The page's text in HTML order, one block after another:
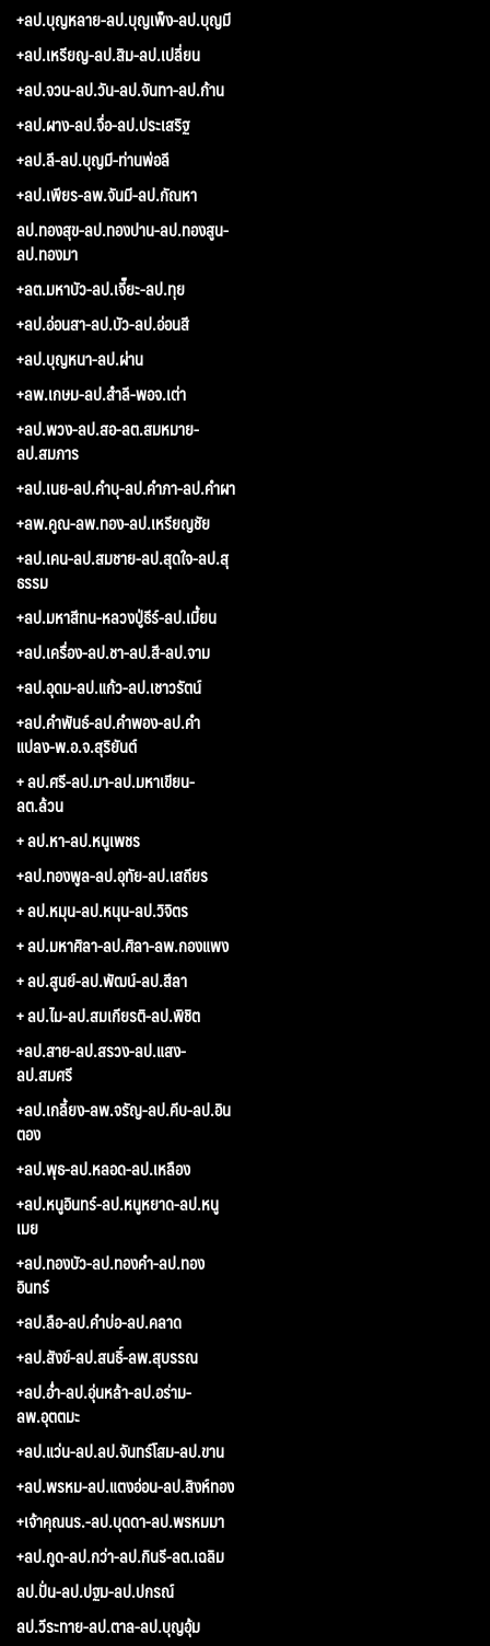
+ลป.บุญหลาย-ลป.บุญเพ็ง-ลป.บุญมี
+ลป.เหรียญ-ลป.สิม-ลป.เปลี่ยน
+ลป.จวน-ลป.วัน-ลป.จันทา-ลป.ก้าน
+ลป.ผาง-ลป.จื่อ-ลป.ประเสริฐ
+ลป.ลี-ลป.บุญมี-ท่านพ่อลี
+ลป.เพียร-ลพ.จันมี-ลป.กัณหา
ลป.ทองสุข-ลป.ทองปาน-ลป.ทองสูน-
ลป.ทองมา
+ลต.มหาบัว-ลป.เจี๊ยะ-ลป.ทุย
+ลป.อ่อนสา-ลป.บัว-ลป.อ่อนสี
+ลป.บุญหนา-ลป.ผ่าน
+ลพ.เกษม-ลป.สำลี-พอจ.เต่า
+ลป.พวง-ลป.สอ-ลต.สมหมาย-
ลป.สมภาร
+ลป.เนย-ลป.คำบุ-ลป.คำภา-ลป.คำผา
+ลพ.คูณ-ลพ.ทอง-ลป.เหรียญชัย
+ลป.เคน-ลป.สมชาย-ลป.สุดใจ-ลป.สุ
ธรรม
+ลป.มหาสีทน-หลวงปู่ธีร์-ลป.เมี้ยน
+ลป.เครื่อง-ลป.ชา-ลป.สี-ลป.จาม
+ลป.อุดม-ลป.แก้ว-ลป.เชาวรัตน์
+ลป.คำพันธ์-ลป.คำพอง-ลป.คำ
แปลง-พ.อ.จ.สุริยันต์
+ ลป.ศรี-ลป.มา-ลป.มหาเขียน-
ลต.ล้วน
+ ลป.หา-ลป.หนูเพชร
+ลป.ทองพูล-ลป.อุทัย-ลป.เสถียร
+ ลป.หมุน-ลป.หนุน-ลป.วิจิตร
+ ลป.มหาศิลา-ลป.ศิลา-ลพ.กองแพง
+ ลป.สูนย์-ลป.พัฒน์-ลป.สีลา
+ ลป.ไม-ลป.สมเกียรติ-ลป.พิชิต
+ลป.สาย-ลป.สรวง-ลป.แสง-
ลป.สมศรี
+ลป.เกลี้ยง-ลพ.จรัญ-ลป.คีบ-ลป.อิน
ตอง
+ลป.พุธ-ลป.หลอด-ลป.เหลือง
+ลป.หนูอินทร์-ลป.หนูหยาด-ลป.หนู
เมย
+ลป.ทองบัว-ลป.ทองคำ-ลป.ทอง
อินทร์
+ลป.ลือ-ลป.คำบ่อ-ลป.คลาด
+ลป.สังข์-ลป.สนธิ์-ลพ.สุบรรณ
+ลป.อ่ำ-ลป.อุ่นหล้า-ลป.อร่าม-
ลพ.อุตตมะ
+ลป.แว่น-ลป.ลป.จันทร์โสม-ลป.ขาน
+ลป.พรหม-ลป.แตงอ่อน-ลป.สิงห์ทอง
+เจ้าคุณนร.-ลป.บุดดา-ลป.พรหมมา
+ลป.กูด-ลป.กว่า-ลป.กินรี-ลต.เฉลิม
ลป.ปั่น-ลป.ปฐม-ลป.ปกรณ์
ลป.วีระทาย-ลป.ตาล-ลป.บุญอุ้ม